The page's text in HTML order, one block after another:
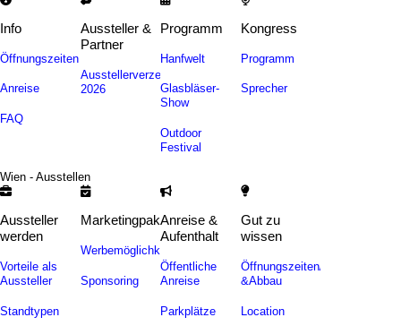
Info
Öffnungszeiten
Anreise
FAQ
Aussteller &
Partner
Ausstellerverzeichnis
2026
Programm
Hanfwelt
Glasbläser-
Show
Outdoor
Festival
Kongress
Programm
Sprecher
Wien - Ausstellen
Aussteller
werden
Vorteile als
Aussteller
Standtypen
Marketingpakete
Werbemöglichkeiten
Sponsoring
Anreise &
Aufenthalt
Öffentliche
Anreise
Parkplätze
Gut zu
wissen
Öffnungszeiten/Auf-
&Abbau
Location